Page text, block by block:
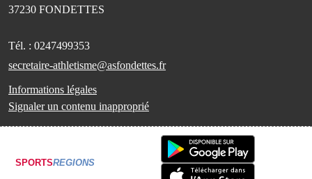
37230 FONDETTES
Tél. : 0247499353
secretaire-athletisme@asfondettes.fr
Informations légales
Signaler un contenu inapproprié
SPORTSREGIONS